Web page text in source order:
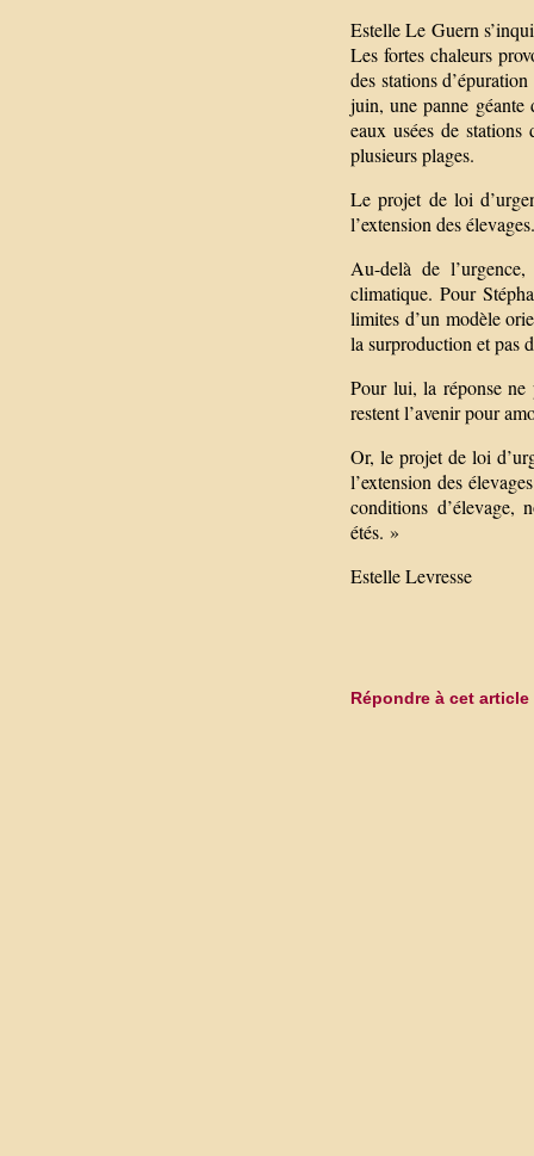
Estelle Le Guern
Les fortes chaleurs
des stations
juin, une panne géante
eaux usées de stations
plusieurs plages.
Le projet de loi
l’extension des élevages.
Au-delà de
climatique. Pour
limites d’un modèle
la surproduction et pas
Pour lui, la réponse ne
restent l’avenir pour
Or, le projet de loi
l’extension des
conditions d’élevage,
étés. »
Estelle Levresse
Répondre à cet article